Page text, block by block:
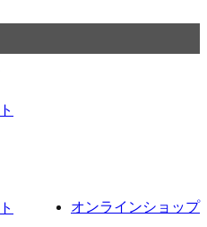
オンラインショップ